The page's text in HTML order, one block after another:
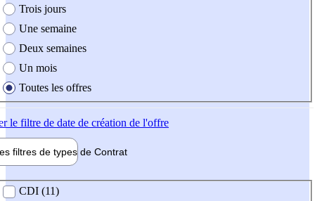
Trois jours
Une semaine
Deux semaines
Un mois
Toutes les offres
le filtre de date de création de l'offre
filtres de types de Contrat
contrat
CDI (11)